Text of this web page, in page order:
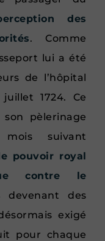
des
. Comme
lui a été
de l’hôpital
1724. Ce
pèlerinage
suivant
pouvoir royal
contre le
devenant des
exigé
pour chaque